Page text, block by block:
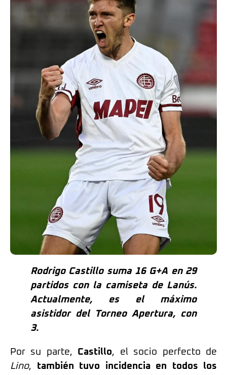
Rodrigo Castillo suma 16 G+A en 29
partidos con la camiseta de Lanús.
Actualmente, es el máximo
asistidor del Torneo Apertura, con
3.
Por su parte, Castillo, el socio perfecto de
Lino, también tuvo incidencia en todos los